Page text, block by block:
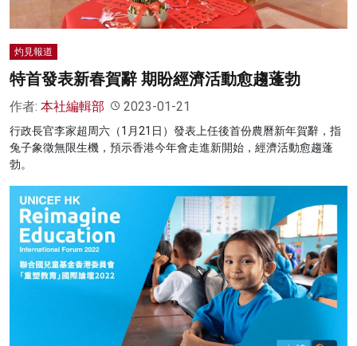
灼見報道
特首發表新春賀辭 期盼經濟活動愈趨蓬勃
作者: 本社編輯部 2023-01-21
行政長官李家超周六（1月21日）發表上任後首份農曆新年賀辭，指
兔子象徵無限生機，預示香港今年會走進新開始，經濟活動愈趨蓬
勃。